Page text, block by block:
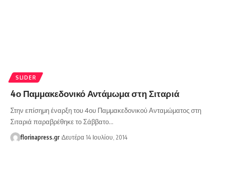
SLIDER
4ο Παμμακεδονικό Αντάμωμα στη Σιταριά
Στην επίσημη έναρξη του 4ου Παμμακεδονικού Ανταμώματος στη
Σιταριά παραβρέθηκε το Σάββατο…
florinapress.gr Δευτέρα 14 Ιουλίου, 2014